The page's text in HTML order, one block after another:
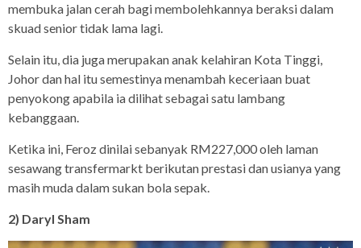
membuka jalan cerah bagi membolehkannya beraksi dalam
skuad senior tidak lama lagi.
Selain itu, dia juga merupakan anak kelahiran Kota Tinggi,
Johor dan hal itu semestinya menambah keceriaan buat
penyokong apabila ia dilihat sebagai satu lambang
kebanggaan.
Ketika ini, Feroz dinilai sebanyak RM227,000 oleh laman
sesawang transfermarkt berikutan prestasi dan usianya yang
masih muda dalam sukan bola sepak.
2) Daryl Sham